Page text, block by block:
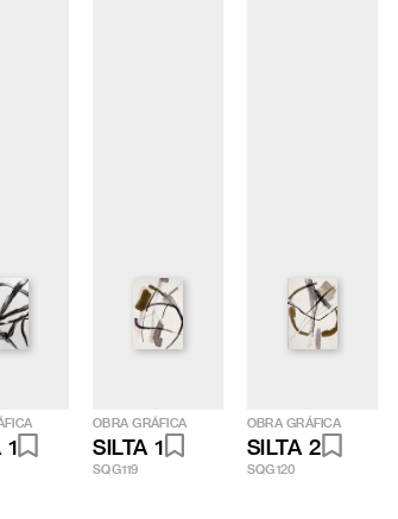
1
OBRA GRÁFICA
SILTA 1
SQG119
OBRA GRÁFICA
SILTA 2
SQG120